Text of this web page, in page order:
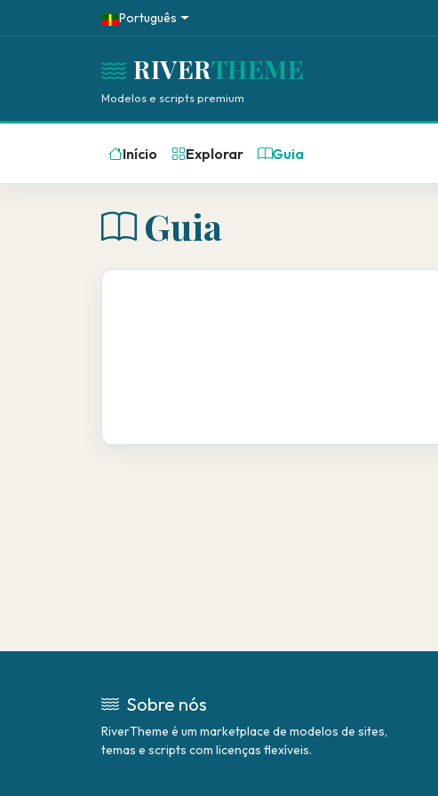
Português
RIVERTHEME
Modelos e scripts premium
Início Explorar Guia
Guia
Sobre nós
RiverTheme é um marketplace de modelos de sites,
temas e scripts com licenças flexíveis.